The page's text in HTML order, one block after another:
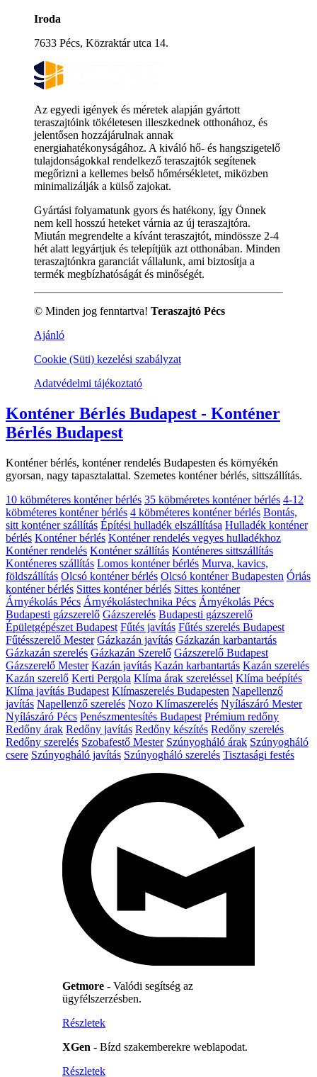
Iroda
7633 Pécs, Közraktár utca 14.
Az egyedi igények és méretek alapján gyártott
teraszajtóink tökéletesen illeszkednek otthonához, és
jelentősen hozzájárulnak annak
energiahatékonyságához. A kiváló hő- és hangszigetelő
tulajdonságokkal rendelkező teraszajtók segítenek
megőrizni a kellemes belső hőmérsékletet, miközben
minimalizálják a külső zajokat.
Gyártási folyamatunk gyors és hatékony, így Önnek
nem kell hosszú heteket várnia az új teraszajtóra.
Miután megrendelte a kívánt teraszajtót, mindössze 2-4
hét alatt legyártjuk és telepítjük azt otthonában. Minden
teraszajtónkra garanciát vállalunk, ami biztosítja a
termék megbízhatóságát és minőségét.
© Minden jog fenntartva! Teraszajtó Pécs
Ajánló
Cookie (Süti) kezelési szabályzat
Adatvédelmi tájékoztató
Konténer Bérlés Budapest - Konténer
Bérlés Budapest
Konténer bérlés, konténer rendelés Budapesten és környékén
gyorsan, nagy tapasztalattal. Szemetes konténer bérlés, sittszállítás.
10 köbméteres konténer bérlés 35 köbméretes konténer bérlés 4-12
köbméteres konténer bérlés 4 köbméteres konténer bérlés Bontás,
sitt konténer szállítás Építési hulladék elszállítása Hulladék konténer
bérlés Konténer bérlés Konténer rendelés vegyes hulladékhoz
Konténer rendelés Konténer szállítás Konténeres sittszállítás
Konténeres szállítás Lomos konténer bérlés Murva, kavics,
földszállítás Olcsó konténer bérlés Olcsó konténer Budapesten Óriás
konténer bérlés Sittes konténer bérlés Sittes konténer
Árnyékolás Pécs Árnyékolástechnika Pécs Árnyékolás Pécs
Budapesti gázszerelő Gázszerelés Budapesti gázszerelő
Épületgépészet Budapest Fűtés javítás Fűtés szerelés Budapest
Fűtésszerelő Mester Gázkazán javítás Gázkazán karbantartás
Gázkazán szerelés Gázkazán Szerelő Gázszerelő Budapest
Gázszerelő Mester Kazán javítás Kazán karbantartás Kazán szerelés
Kazán szerelő Kerti Pergola Klíma árak szereléssel Klíma beépítés
Klíma javítás Budapest Klímaszerelés Budapesten Napellenző
javítás Napellenző szerelés Nozo Klímaszerelés Nyílászáró Mester
Nyílászáró Pécs Penészmentesítés Budapest Prémium redőny
Redőny árak Redőny javítás Redőny készítés Redőny szerelés
Redőny szerelés Szobafestő Mester Szúnyogháló árak Szúnyogháló
csere Szúnyogháló javítás Szúnyogháló szerelés Tisztasági festés
Getmore - Valódi segítség az
ügyfélszerzésben.
Részletek
XGen - Bízd szakemberekre weblapodat.
Részletek